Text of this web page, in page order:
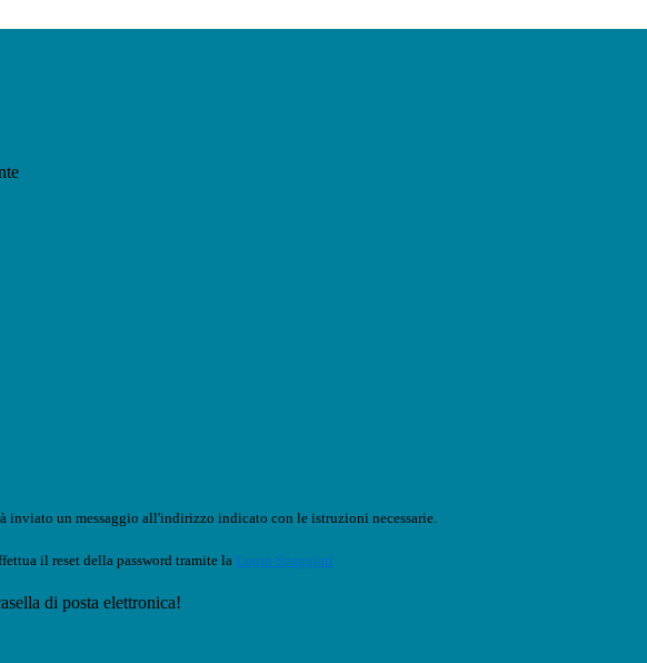
inviato un messaggio all'indirizzo indicato con le istruzioni necessarie.
il reset della password tramite la Login Spaggiari
di posta elettronica!